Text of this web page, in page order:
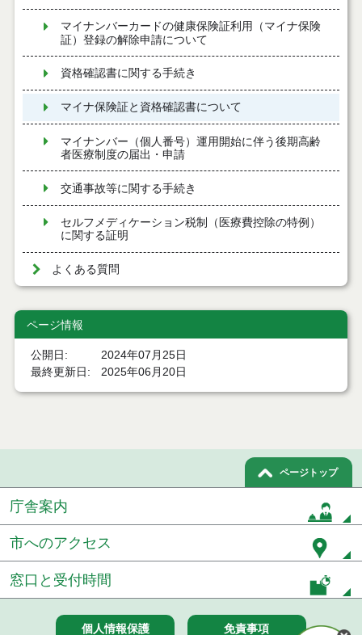
マイナンバーカードの健康保険証利用（マイナ保険
証）登録の解除申請について
資格確認書に関する手続き
マイナ保険証と資格確認書について
マイナンバー（個人番号）運用開始に伴う後期高齢
者医療制度の届出・申請
交通事故等に関する手続き
セルフメディケーション税制（医療費控除の特例）
に関する証明
よくある質問
ページ情報
公開日
2024年07月25日
最終更新日
2025年06月20日
ページトップ
庁舎案内
市へのアクセス
窓口と受付時間
個人情報保護 免責事項